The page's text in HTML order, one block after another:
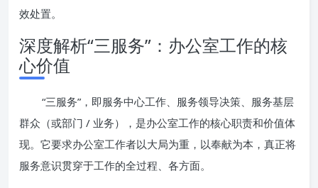
效处置。
深度解析“三服务”：办公室工作的核
心价值
“三服务”，即服务中心工作、服务领导决策、服务基层
群众（或部门 / 业务），是办公室工作的核心职责和价值体
现。它要求办公室工作者以大局为重，以奉献为本，真正将
服务意识贯穿于工作的全过程、各方面。